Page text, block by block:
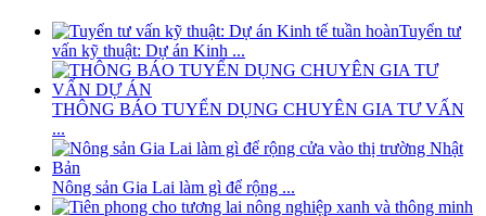
Tuyển tư
vấn kỹ thuật: Dự án Kinh ...
THÔNG BÁO TUYỂN DỤNG CHUYÊN GIA TƯ VẤN
...
Nông sản Gia Lai làm gì để rộng ...